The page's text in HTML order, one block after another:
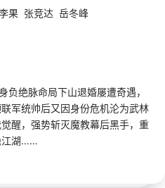
果 张竞达 岳冬峰
负绝脉命局下山退婚屡遭奇遇，
军统帅后又因身份危机沦为武林
醒，强势斩灭魔教幕后黑手，重
江湖……